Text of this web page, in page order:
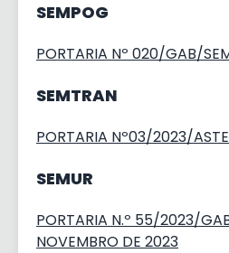
SEMPOG
PORTARIA Nº 020/GAB/
SEMTRAN
PORTARIA Nº03/2023/
SEMUR
PORTARIA N.º 55/2023/
NOVEMBRO DE 2023